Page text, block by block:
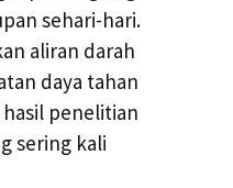
sehari-hari.
aliran darah
daya tahan
penelitian
sering kali